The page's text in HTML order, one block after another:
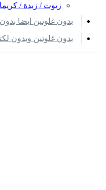
زيوت / زبدة /
بدون غلوتين ايضا
بدون غلوتين وبدون